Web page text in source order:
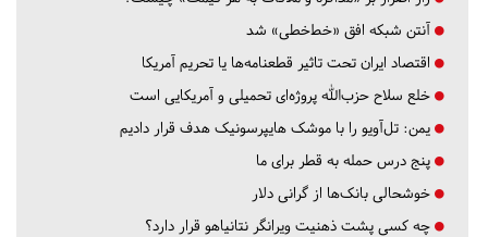
آنتن شبکه افق «خط‌خطی» شد
اقتصاد ایران تحت تاثیر قطعنامه‌ها یا تحریم‌ آمریکا
خلع سلاح حزب‌الله پروژه‌ای تحمیلی و آمریکایی است
یمن: تل‌آویو را با موشک هایپرسونیک هدف قرار دادیم
پنج درس‌ حمله به قطر برای ما
خوشحالی بانک‌ها از گرانی دلار
چه کسی پشت ذهنیت ویرانگر نتانیاهو قرار دارد؟